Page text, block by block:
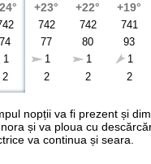
74
1
2
+23°
742
77
1
2
+22°
742
80
1
2
+19°
741
93
1
2
nopții va fi prezent și
și va ploua cu
va continua și seara.